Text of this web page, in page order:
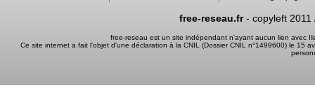
free-reseau.fr- copyleft 2011
free-reseau est un site indépendant n'ayant aucun lien avec
Ce site internet a fait l'objet d'une déclaration à la CNIL (Dossier CNIL n°1499600) le 15